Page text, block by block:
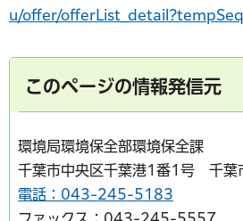
u/offer/
このページの情報発信元
環境局環境保全部環境保全課
千葉市中央区千葉港1番1号 千葉
電話：043-245-5183